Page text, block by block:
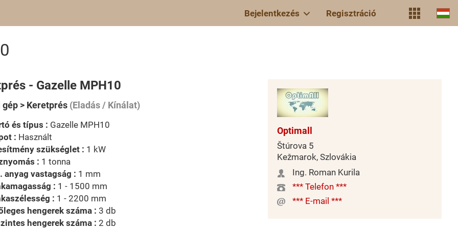
Bejelentkezés Regisztráció
- Gazelle MPH10
> Keretprés (Eladás / Kínálat)
és típus : Gazelle MPH10
: Használt
szükséglet : 1 kW
: 1 tonna
anyag vastagság : 1 mm
: 1 - 1500 mm
: 1 - 2200 mm
hengerek száma : 3 db
hengerek száma : 2 db
Optimall
Štúrova 5
Kežmarok, Szlovákia
Ing. Roman Kurila
*** Telefon ***
*** E-mail ***